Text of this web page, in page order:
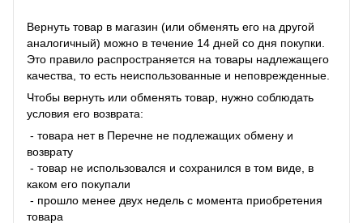
Вернуть товар в магазин (или обменять его на другой
аналогичный) можно в течение 14 дней со дня покупки.
Это правило распространяется на товары надлежащего
качества, то есть неиспользованные и неповрежденные.
Чтобы вернуть или обменять товар, нужно соблюдать
условия его возврата:
- товара нет в Перечне не подлежащих обмену и
возврату
- товар не использовался и сохранился в том виде, в
каком его покупали
- прошло менее двух недель с момента приобретения
товара